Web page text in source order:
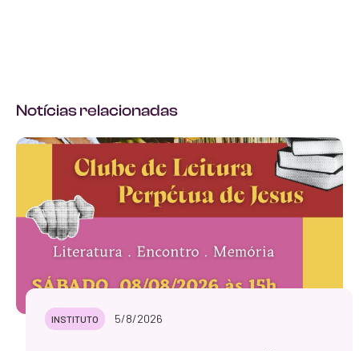
Notícias relacionadas
INSTITUTO 5/8/2026